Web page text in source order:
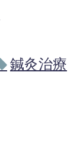
鍼灸治療